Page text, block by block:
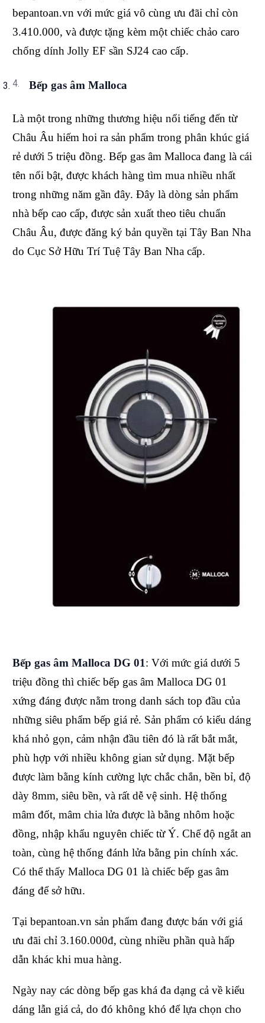
bepantoan.vn với mức giá vô cùng ưu đãi chỉ còn
3.410.000, và được tặng kèm một chiếc chảo caro
chống dính Jolly EF sần SJ24 cao cấp.
Bếp gas âm Malloca
Là một trong những thương hiệu nổi tiếng đến từ
Châu Âu hiếm hoi ra sản phẩm trong phân khúc giá
rẻ dưới 5 triệu đồng. Bếp gas âm Malloca đang là cái
tên nổi bật, được khách hàng tìm mua nhiều nhất
trong những năm gần đây. Đây là dòng sản phẩm
nhà bếp cao cấp, được sản xuất theo tiêu chuẩn
Châu Âu, được đăng ký bản quyền tại Tây Ban Nha
do Cục Sở Hữu Trí Tuệ Tây Ban Nha cấp.
Bếp gas âm Malloca DG 01: Với mức giá dưới 5
triệu đồng thì chiếc bếp gas âm Malloca DG 01
xứng đáng được nằm trong danh sách top đầu của
những siêu phẩm bếp giá rẻ. Sản phẩm có kiểu dáng
khá nhỏ gọn, cảm nhận đầu tiên đó là rất bắt mắt,
phù hợp với nhiều không gian sử dụng. Mặt bếp
được làm bằng kính cường lực chắc chắn, bền bỉ, độ
dày 8mm, siêu bền, và rất dễ vệ sinh. Hệ thống
mâm đốt, mâm chia lửa được là bằng nhôm hoặc
đồng, nhập khẩu nguyên chiếc từ Ý. Chế độ ngắt an
toàn, cùng hệ thống đánh lửa bằng pin chính xác.
Có thể thấy Malloca DG 01 là chiếc bếp gas âm
đáng để sở hữu.
Tại bepantoan.vn sản phẩm đang được bán với giá
ưu đãi chỉ 3.160.000đ, cùng nhiều phần quà hấp
dẫn khác khi mua hàng.
Ngày nay các dòng bếp gas khá đa dạng cả về kiểu
dáng lẫn giá cả, do đó không khó để lựa chọn cho